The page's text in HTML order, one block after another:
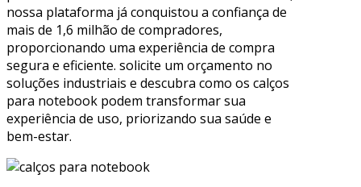
nossa plataforma já conquistou a confiança de
mais de 1,6 milhão de compradores,
proporcionando uma experiência de compra
segura e eficiente. solicite um orçamento no
soluções industriais e descubra como os calços
para notebook podem transformar sua
experiência de uso, priorizando sua saúde e
bem-estar.